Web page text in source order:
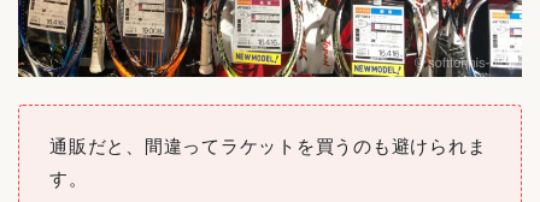
通販だと、間違ってラケットを買うのも避けられま
す。